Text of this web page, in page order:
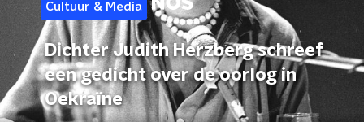
Cultuur & Media
Dichter Judith Herzberg schreef
een gedicht over de oorlog in
Oekraïne